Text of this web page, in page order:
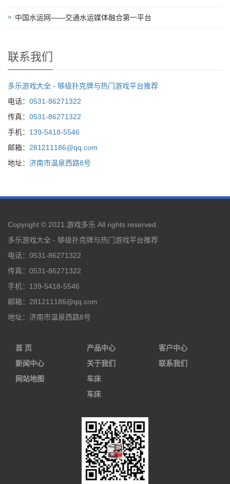
中国水运网——交通水运媒体融合第一平台
联系我们
多乐游戏大全 - 够级扑克牌与热门游戏平台推荐
电话： 0531-86271322
传真： 0531-86271322
手机： 139-5418-5546
邮箱： 281211186@qq.com
地址： 济南市温泉西路8号
Copyright © 2021. 游戏多乐 All rights reserved.
多乐游戏大全 - 够级扑克牌与热门游戏平台推荐
电话： 0531-86271322
传真： 0531-86271322
手机： 139-5418-5546
邮箱： 281211186@qq.com
地址： 济南市温泉西路8号
首 页 产品中心
客户中心
新闻中心
关于我们
联系我们
网站地图
车床
车床